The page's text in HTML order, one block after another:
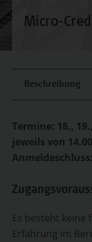
Micro-
Beschreibung
Termine: 18.,
jeweils von
Es besteht
Erfahrung im